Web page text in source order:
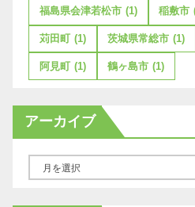
福島県会津若松市 (1) 稲敷市
苅田町 (1) 茨城県常総市 (1)
阿見町 (1) 鶴ヶ島市 (1)
アーカイブ